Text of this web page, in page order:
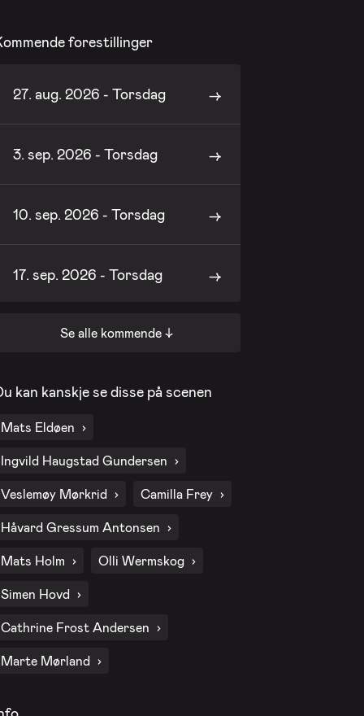
forestillinger
27. aug. 2026 - Torsdag
3. sep. 2026 - Torsdag
10. sep. 2026 - Torsdag
17. sep. 2026 - Torsdag
24. sep. 2026 - Torsdag
8. okt. 2026 - Torsdag
15. okt. 2026 - Torsdag
5. nov. 2026 - Torsdag
Se alle kommende ↓
kan kanskje se disse på scenen
Mats Eldøen
Ingvild Haugstad Gundersen
Veslemøy Mørkrid Camilla Frey
Håvard Gressum Antonsen
Mats Holm Olli Wermskog
Simen Hovd
Cathrine Frost Andersen
Marte Mørland